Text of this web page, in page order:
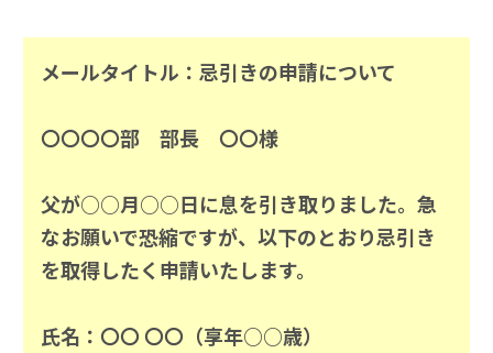
メールタイトル：忌引きの申請について
〇〇〇〇部 部長 〇〇様
父が○○月○○日に息を引き取りました。急
なお願いで恐縮ですが、以下のとおり忌引き
を取得したく申請いたします。
氏名：〇〇 〇〇（享年○○歳）